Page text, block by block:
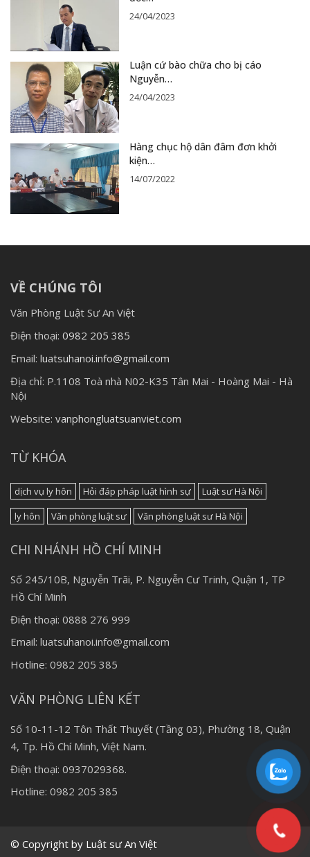
24/04/2023
Luận cứ bào chữa cho bị cáo
Nguyễn…
24/04/2023
Hàng chục hộ dân đâm đơn khởi
kiện…
14/07/2022
VỀ CHÚNG TÔI
Văn Phòng Luật Sư An Việt
Điện thoại: 0982 205 385
Email: luatsuhanoi.info@gmail.com
Địa chỉ: P.1108 Toà nhà N02-K35 Tân Mai - Hoàng Mai - Hà
Nội
Website: vanphongluatsuanviet.com
TỪ KHÓA
dịch vụ ly hôn Hỏi đáp pháp luật hình sự
Luật sư Hà Nội
ly hôn
Văn phòng luật sư Văn phòng luật sư Hà Nội
CHI NHÁNH HỒ CHÍ MINH
Số 245/10B, Nguyễn Trãi, P. Nguyễn Cư Trinh, Quận 1, TP
Hồ Chí Minh
Điện thoại: 0888 276 999
Email: luatsuhanoi.info@gmail.com
Hotline: 0982 205 385
VĂN PHÒNG LIÊN KẾT
Số 10-11-12 Tôn Thất Thuyết (Tầng 03), Phường 18, Quận
4, Tp. Hồ Chí Minh, Việt Nam.
Điện thoại: 0937029368.
Hotline: 0982 205 385
© Copyright by Luật sư An Việt